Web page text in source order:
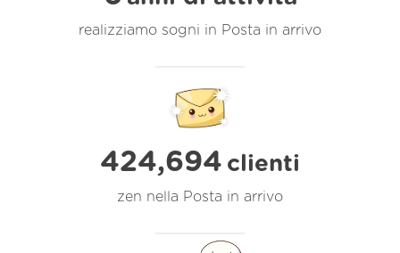
realizziamo sogni in Posta in arrivo
424,694 clienti
zen nella Posta in arrivo